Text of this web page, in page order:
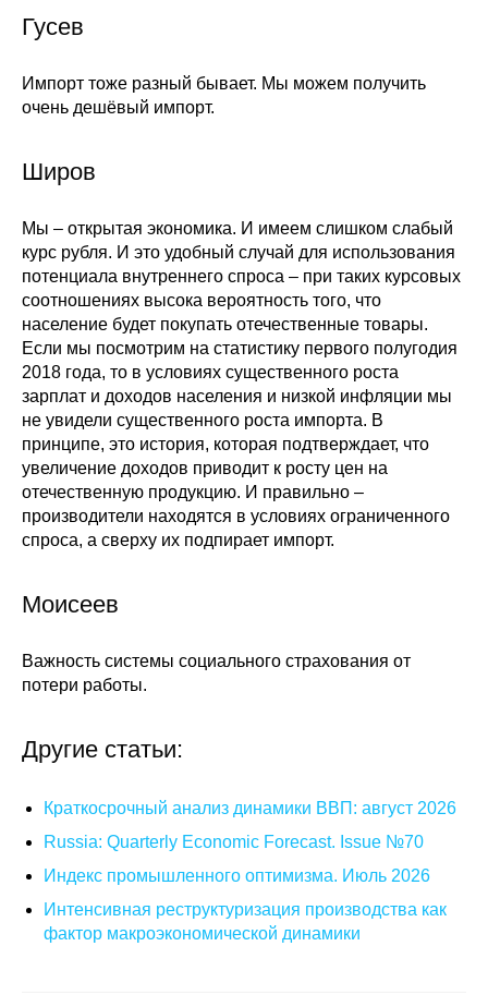
Гусев
Импорт тоже разный бывает. Мы можем получить
очень дешёвый импорт.
Широв
Мы – открытая экономика. И имеем слишком слабый
курс рубля. И это удобный случай для использования
потенциала внутреннего спроса – при таких курсовых
соотношениях высока вероятность того, что
население будет покупать отечественные товары.
Если мы посмотрим на статистику первого полугодия
2018 года, то в условиях существенного роста
зарплат и доходов населения и низкой инфляции мы
не увидели существенного роста импорта. В
принципе, это история, которая подтверждает, что
увеличение доходов приводит к росту цен на
отечественную продукцию. И правильно –
производители находятся в условиях ограниченного
спроса, а сверху их подпирает импорт.
Моисеев
Важность системы социального страхования от
потери работы.
Другие статьи:
Краткосрочный анализ динамики ВВП: август 2026
Russia: Quarterly Economic Forecast. Issue №70
Индекс промышленного оптимизма. Июль 2026
Интенсивная реструктуризация производства как
фактор макроэкономической динамики